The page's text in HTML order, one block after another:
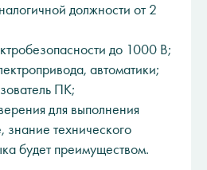
должности от 2
до 1000 B;
автоматики;
ПК;
для выполнения
знание технического
будет преимуществом.